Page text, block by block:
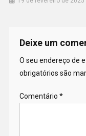
Deixe um
O seu endereço de
obrigatórios são
Comentário *